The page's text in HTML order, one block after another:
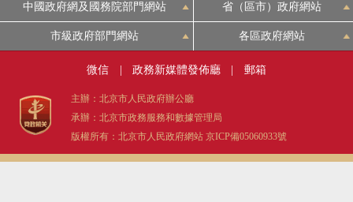
中國政府網及國務院部門網站 省（區市）政府網站
市級政府部門網站 各區政府網站
微信 政務新媒體發佈廳 郵箱
主辦：北京市人民政府辦公廳
承辦：北京市政務服務和數據管理局
版權所有：北京市人民政府網站 京ICP備05060933號